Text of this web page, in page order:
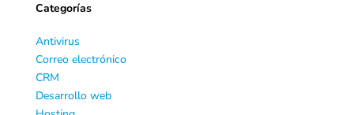
Categorías
Antivirus
Correo electrónico
CRM
Desarrollo web